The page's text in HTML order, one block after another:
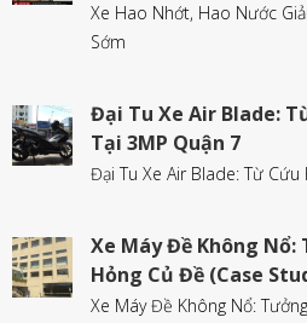
Xe Hao Nhớt, Hao Nước
Sớm
Đại Tu Xe Air Blade:
Tại 3MP Quận 7
Đại Tu Xe Air Blade: Từ Cứu
Xe Máy Đề Không Nổ:
Hỏng Củ Đề (Case
Xe Máy Đề Không Nổ: